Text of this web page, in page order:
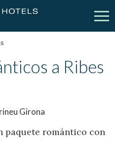
Escapadas
Descubre Catalunya
Mi reserva
a Ribes
Girona
paquete romántico con